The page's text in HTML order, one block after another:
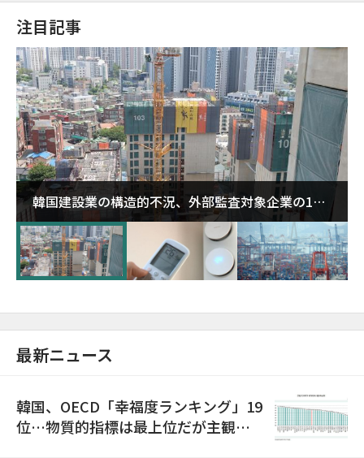
注目記事
韓国建設業の構造的不況、外部監査対象企業の1割
超が「ゾンビ企業」に…5年で2.8倍増
最新ニュース
韓国、OECD「幸福度ランキング」19
位…物質的指標は最上位だが主観的